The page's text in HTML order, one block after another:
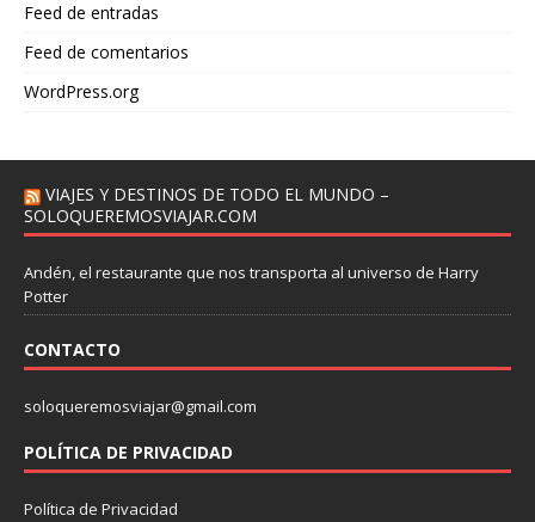
Feed de entradas
Feed de comentarios
WordPress.org
VIAJES Y DESTINOS DE TODO EL MUNDO –
SOLOQUEREMOSVIAJAR.COM
Andén, el restaurante que nos transporta al universo de Harry
Potter
CONTACTO
soloqueremosviajar@gmail.com
POLÍTICA DE PRIVACIDAD
Política de Privacidad